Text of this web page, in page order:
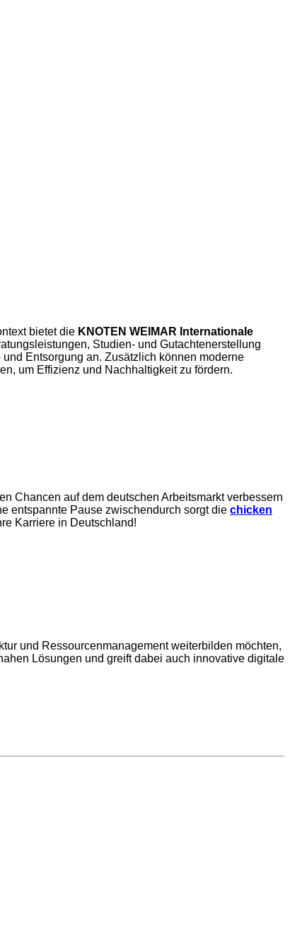
bietet die KNOTEN WEIMAR Internationale
Studien- und Gutachtenerstellung
Entsorgung an. Zusätzlich können moderne
um Effizienz und Nachhaltigkeit zu fördern.
Chancen auf dem deutschen Arbeitsmarkt verbessern
entspannte Pause zwischendurch sorgt die chicken
Karriere in Deutschland!
und Ressourcenmanagement weiterbilden möchten,
Lösungen und greift dabei auch innovative digitale